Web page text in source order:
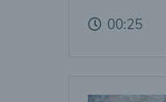
00:25